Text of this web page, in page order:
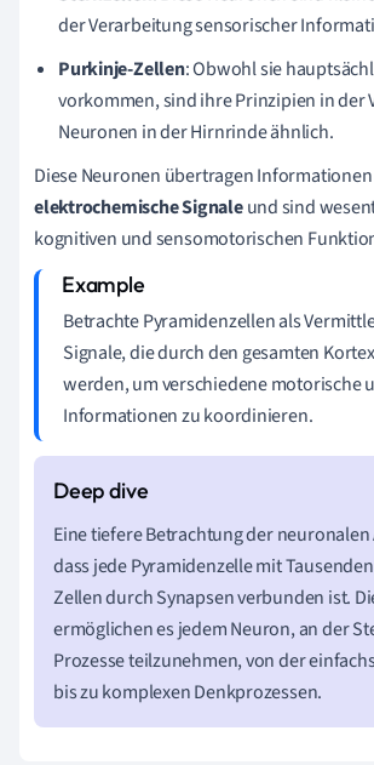
der Verarbeitung sensorischer
Purkinje-Zellen: Obwohl sie
vorkommen, sind ihre Prinzipien in der
Neuronen in der Hirnrinde ähnlich.
Diese Neuronen übertragen
elektrochemische Signaleund sind
kognitiven und sensomotorischen
Betrachte Pyramidenzellen als
Signale, die durch den gesamten
werden, um verschiedene motorische
Informationen zu koordinieren.
Eine tiefere Betrachtung der
dass jede Pyramidenzelle mit
Zellen durch Synapsen verbunden ist.
ermöglichen es jedem Neuron, an der
Prozesse teilzunehmen, von der
bis zu komplexen Denkprozessen.